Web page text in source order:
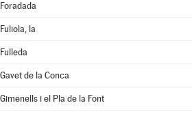
Foradada
Fuliola, la
Fulleda
Gavet de la Conca
Gimenells i el Pla de la Font